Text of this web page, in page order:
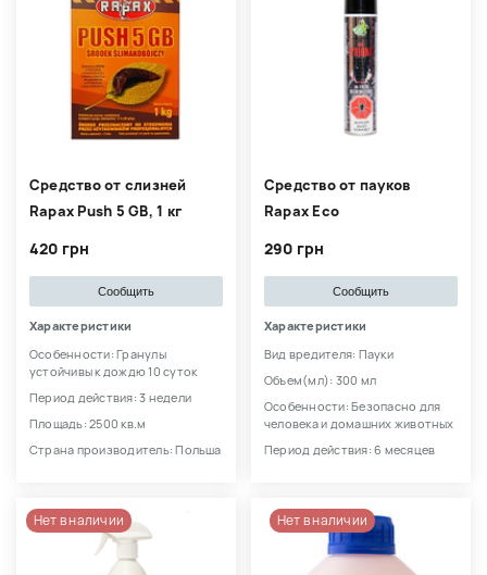
Средство от слизней
Rapax Push 5 GB, 1 кг
420 грн
Сообщить
Характеристики
Особенности: Гранулы
устойчивы к дождю 10 суток
Период действия: 3 недели
Площадь: 2500 кв.м
Страна производитель: Польша
Средство от пауков
Rapax Eco
290 грн
Сообщить
Характеристики
Вид вредителя: Пауки
Объем(мл): 300 мл
Особенности: Безопасно для
человека и домашних животных
Период действия: 6 месяцев
Нет в наличии Нет в наличии